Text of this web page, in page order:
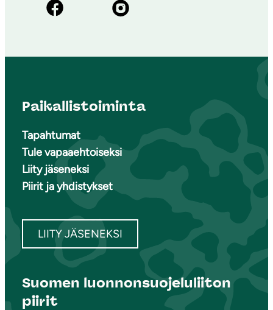
Paikallistoiminta
Tapahtumat
Tule vapaaehtoiseksi
Liity jäseneksi
Piirit ja yhdistykset
LIITY JÄSENEKSI
Suomen luonnonsuojeluliiton
piirit